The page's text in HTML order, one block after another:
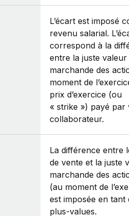
L’écart est imposé
revenu salarial.
correspond à la
entre la juste valeur
marchande des
moment de
prix d’exercice (ou
« strike ») payé par
collaborateur.
La différence entre
de vente et la juste
marchande des
(au moment de
est imposée en tant
plus‑values.